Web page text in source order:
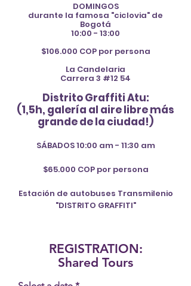
DOMINGOS
durante la famosa "ciclovia" de
Bogotá
10:00 - 13:00
$106.000 COP por persona
La Candelaria
Carrera 3 #12 54
Distrito Graffiti Atu:
(1,5h, galería al aire libre más
grande de la ciudad!)
SÁBADOS 10:00 am - 11:30 am
$65.000 COP por persona
Estación de autobuses Transmilenio
"DISTRITO GRAFFITI"
REGISTRATION:
Shared Tours